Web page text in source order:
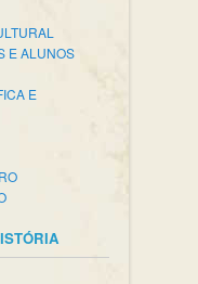
E ALUNOS
E